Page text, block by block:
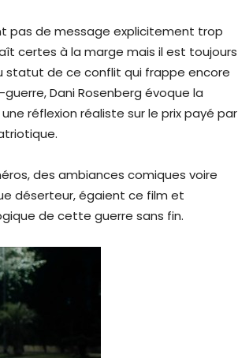
pas de message explicitement trop
certes à la marge mais il est toujours
statut de ce conflit qui frappe encore
Dani Rosenberg évoque la
réflexion réaliste sur le prix payé par
des ambiances comiques voire
déserteur, égaient ce film et
de cette guerre sans fin.